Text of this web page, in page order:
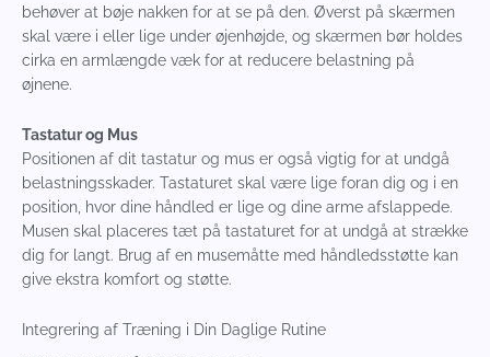
behøver at bøje nakken for at se på den. Øverst på skærmen
skal være i eller lige under øjenhøjde, og skærmen bør holdes
cirka en armlængde væk for at reducere belastning på
øjnene.
Tastatur og Mus
Positionen af dit tastatur og mus er også vigtig for at undgå
belastningsskader. Tastaturet skal være lige foran dig og i en
position, hvor dine håndled er lige og dine arme afslappede.
Musen skal placeres tæt på tastaturet for at undgå at strække
dig for langt. Brug af en musemåtte med håndledsstøtte kan
give ekstra komfort og støtte.
Integrering af Træning i Din Daglige Rutine